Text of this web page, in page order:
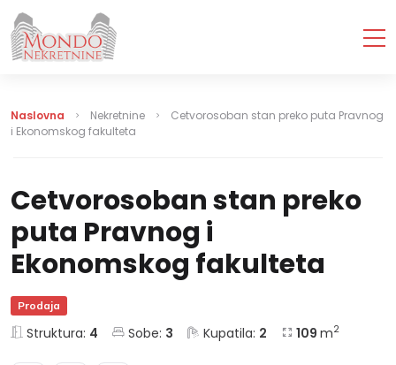
Naslovna Nekretnine
Cetvorosoban stan preko puta Pravnog
i Ekonomskog fakulteta
Cetvorosoban stan preko
puta Pravnog i
Ekonomskog fakulteta
Prodaja
Struktura: 4 Sobe: 3 Kupatila: 2 109 m2